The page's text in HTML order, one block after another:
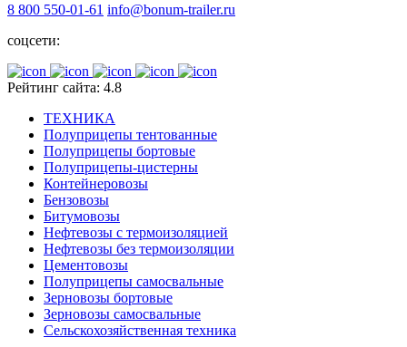
8 800 550-01-61 info@bonum-trailer.ru
соцсети:
Рейтинг сайта: 4.8
ТЕХНИКА
Полуприцепы тентованные
Полуприцепы бортовые
Полуприцепы-цистерны
Контейнеровозы
Бензовозы
Битумовозы
Нефтевозы с термоизоляцией
Нефтевозы без термоизоляции
Цементовозы
Полуприцепы самосвальные
Зерновозы бортовые
Зерновозы самосвальные
Сельскохозяйственная техника